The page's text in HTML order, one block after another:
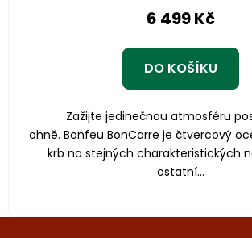
6 499 Kč
DO KOŠÍKU
Zažijte jedinečnou atmosféru
ohně. Bonfeu BonCarre je čtvercový
krb na stejných charakteristických
ostatní...